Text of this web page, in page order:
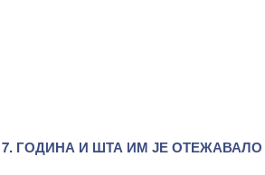
ГОДИНА И ШТА ИМ ЈЕ ОТЕЖАВАЛО